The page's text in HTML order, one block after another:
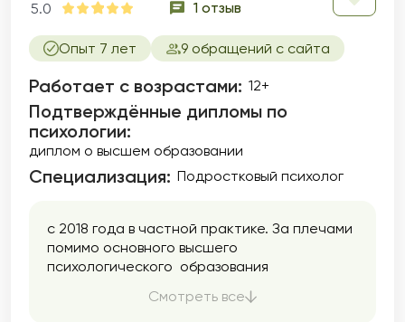
5.0 1 отзыв
Опыт 7 лет 9 обращений с сайта
Работает с возрастами: 12+
Подтверждённые дипломы по
психологии:
диплом о высшем образовании
Специализация: Подростковый психолог
с 2018 года в частной практике. За плечами
помимо основного высшего
психологического образования
различных методах, супервизия( более 40
Смотреть все